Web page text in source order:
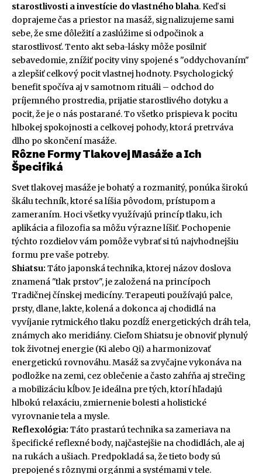
starostlivosti a investície do vlastného blaha. Keď si
doprajeme čas a priestor na masáž, signalizujeme sami
sebe, že sme dôležití a zaslúžime si odpočinok a
starostlivosť. Tento akt seba-lásky môže posilniť
sebavedomie, znížiť pocity viny spojené s "oddychovaním"
a zlepšiť celkový pocit vlastnej hodnoty. Psychologický
benefit spočíva aj v samotnom rituáli – odchod do
príjemného prostredia, prijatie starostlivého dotyku a
pocit, že je o nás postarané. To všetko prispieva k pocitu
hlbokej spokojnosti a celkovej pohody, ktorá pretrváva
dlho po skončení masáže.
Rôzne Formy Tlakovej Masáže a Ich
Špecifiká
Svet tlakovej masáže je bohatý a rozmanitý, ponúka širokú
škálu techník, ktoré sa líšia pôvodom, prístupom a
zameraním. Hoci všetky využívajú princíp tlaku, ich
aplikácia a filozofia sa môžu výrazne líšiť. Pochopenie
týchto rozdielov vám pomôže vybrať si tú najvhodnejšiu
formu pre vaše potreby.
Shiatsu: Táto japonská technika, ktorej názov doslova
znamená "tlak prstov", je založená na princípoch
Tradičnej čínskej medicíny. Terapeuti používajú palce,
prsty, dlane, lakte, kolená a dokonca aj chodidlá na
vyvíjanie rytmického tlaku pozdĺž energetických dráh tela,
známych ako meridiány. Cieľom Shiatsu je obnoviť plynulý
tok životnej energie (Ki alebo Qi) a harmonizovať
energetickú rovnováhu. Masáž sa zvyčajne vykonáva na
podložke na zemi, cez oblečenie a často zahŕňa aj strečing
a mobilizáciu kĺbov. Je ideálna pre tých, ktorí hľadajú
hlbokú relaxáciu, zmiernenie bolesti a holistické
vyrovnanie tela a mysle.
Reflexológia: Táto prastarú technika sa zameriava na
špecifické reflexné body, najčastejšie na chodidlách, ale aj
na rukách a ušiach. Predpokladá sa, že tieto body sú
prepojené s rôznymi orgánmi a systémami v tele.